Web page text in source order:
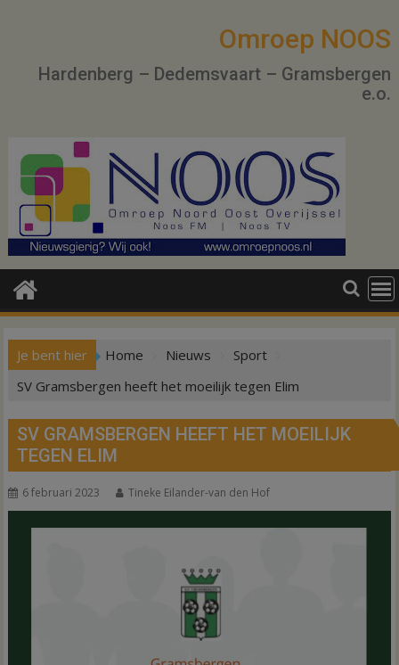
Omroep NOOS
Hardenberg – Dedemsvaart – Gramsbergen
e.o.
Je bent hier Home Nieuws
Sport
SV Gramsbergen heeft het moeilijk tegen Elim
SV GRAMSBERGEN HEEFT HET MOEILIJK
TEGEN ELIM
6 februari 2023 Tineke Eilander-van den Hof